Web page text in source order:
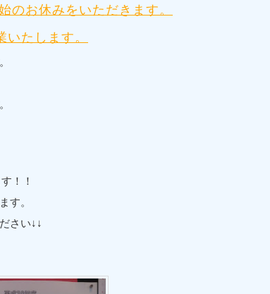
のお休みをいただきます。
たします。
！！
す。
さい↓↓